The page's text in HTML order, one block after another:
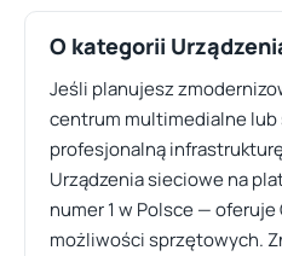
O kategorii
Jeśli planujesz
centrum multimedialne
profesjonalną
Urządzenia sieciowe na
numer 1 w Polsce —
możliwości sprzętowych.